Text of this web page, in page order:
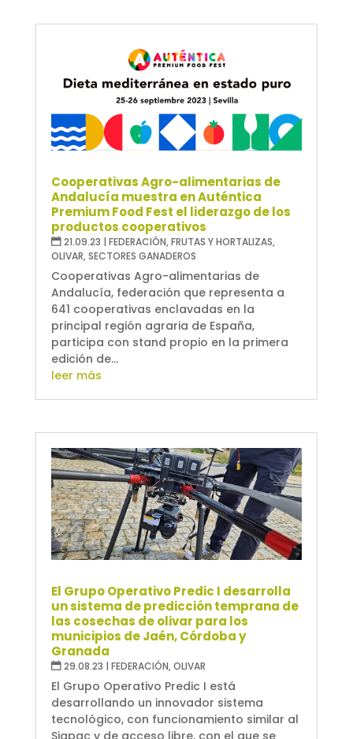
Cooperativas Agro-alimentarias de
Andalucía muestra en Auténtica
Premium Food Fest el liderazgo de los
productos cooperativos
21.09.23 | FEDERACIÓN,FRUTAS Y HORTALIZAS,
OLIVAR,SECTORES GANADEROS
Cooperativas Agro-alimentarias de
Andalucía, federación que representa a
641 cooperativas enclavadas en la
principal región agraria de España,
participa con stand propio en la primera
edición de...
leer más
El Grupo Operativo Predic I desarrolla
un sistema de predicción temprana de
las cosechas de olivar para los
municipios de Jaén, Córdoba y
Granada
29.08.23 | FEDERACIÓN,OLIVAR
El Grupo Operativo Predic I está
desarrollando un innovador sistema
tecnológico, con funcionamiento similar al
Sigpac y de acceso libre, con el que se